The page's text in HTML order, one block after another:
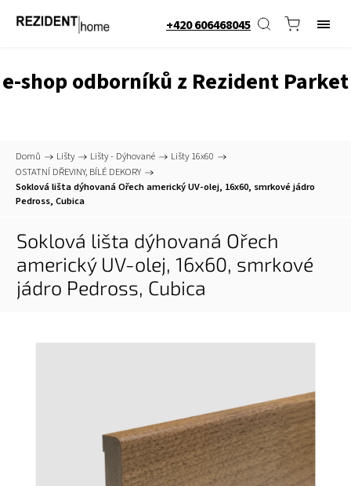
+420 606468045
e-shop odborníků z Rezident Parket
Domů / Lišty / Lišty - Dýhované / Lišty 16x60 /
OSTATNÍ DŘEVINY, BÍLÉ DEKORY /
Soklová lišta dýhovaná Ořech americký UV-olej, 16x60, smrkové jádro
Pedross, Cubica
Soklová lišta dýhovaná Ořech
americký UV-olej, 16x60, smrkové
jádro Pedross, Cubica